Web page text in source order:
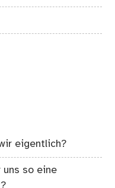
eigentlich?
uns so eine